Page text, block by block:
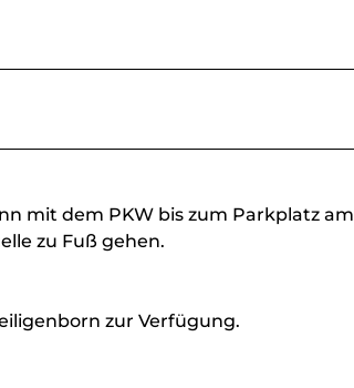
mit dem PKW bis zum Parkplatz am
zu Fuß gehen.
zur Verfügung.